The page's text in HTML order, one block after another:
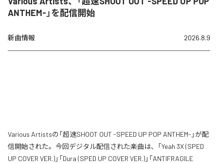
ANTHEM-」を配信開始
新曲情報 2026.8.9
Various Artistsの「超速SHOOT OUT -SPEED UP POP ANTHEM-」が配
信開始された。今回デジタル配信された楽曲は、「Yeah 3X (SPED
UP COVER VER.)」「Dura (SPED UP COVER VER.)」「ANTIFRAGILE